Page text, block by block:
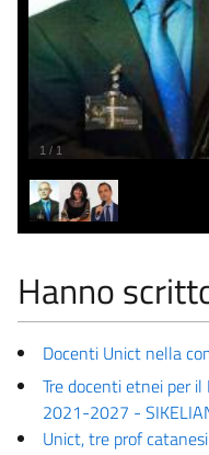
1 / 1
Hanno
Docenti Unict nella
Tre docenti etnei per
2021-2027 -
Unict, tre prof